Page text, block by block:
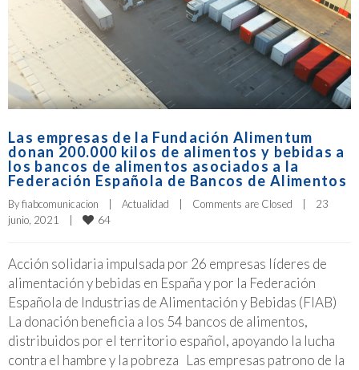
Las empresas de la Fundación Alimentum
donan 200.000 kilos de alimentos y bebidas a
los bancos de alimentos asociados a la
Federación Española de Bancos de Alimentos
By fiabcomunicacion Actualidad Comments are Closed
23
junio, 2021
64
Acción solidaria impulsada por 26 empresas líderes de
alimentación y bebidas en España y por la Federación
Española de Industrias de Alimentación y Bebidas (FIAB)
La donación beneficia a los 54 bancos de alimentos,
distribuidos por el territorio español, apoyando la lucha
contra el hambre y la pobreza Las empresas patrono de la